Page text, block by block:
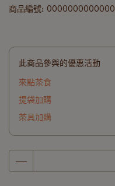
商品編號: 0000000000000
此商品參與的優惠活動
來點茶食
提袋加購
茶具加購